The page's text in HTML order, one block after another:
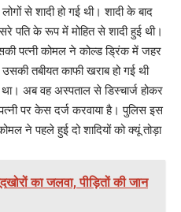
से शादी हो गई थी। शादी के बाद
पति के रूप में मोहित से शादी हुई थी।
पत्नी कोमल ने कोल्ड ड्रिंक में जहर
तबीयत काफी खराब हो गई थी
अब वह अस्पताल से डिस्चार्ज होकर
पर केस दर्ज करवाया है। पुलिस इस
ने पहले हुई दो शादियों को क्यूं तोड़ा
का जलवा, पीड़ितों की जान